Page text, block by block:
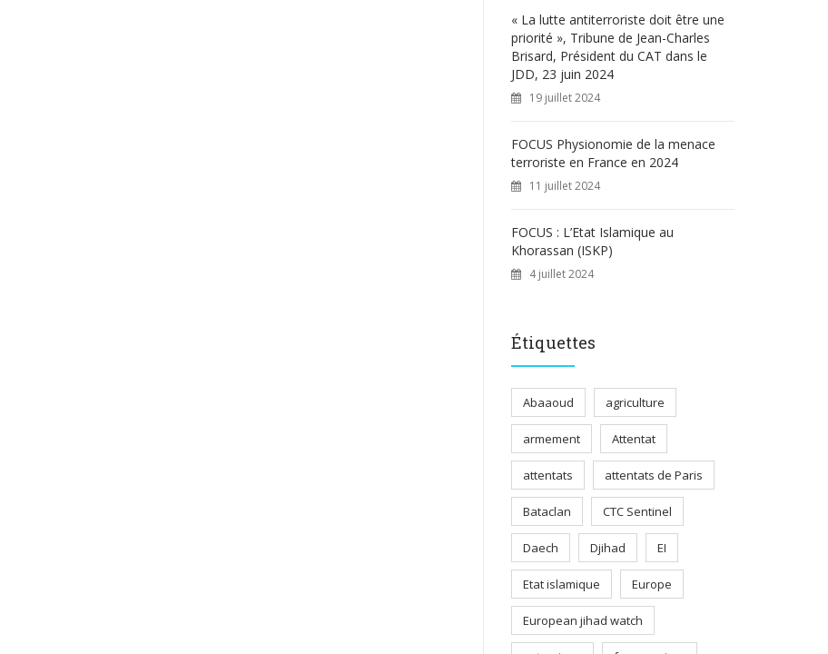
« La lutte antiterroriste doit être une
priorité », Tribune de Jean-Charles
Brisard, Président du CAT dans le
JDD, 23 juin 2024
19 juillet 2024
FOCUS Physionomie de la menace
terroriste en France en 2024
11 juillet 2024
FOCUS : L’Etat Islamique au
Khorassan (ISKP)
4 juillet 2024
Étiquettes
Abaaoud agriculture
armement Attentat
attentats attentats de Paris
Bataclan CTC Sentinel
Daech Djihad EI
Etat islamique Europe
European jihad watch